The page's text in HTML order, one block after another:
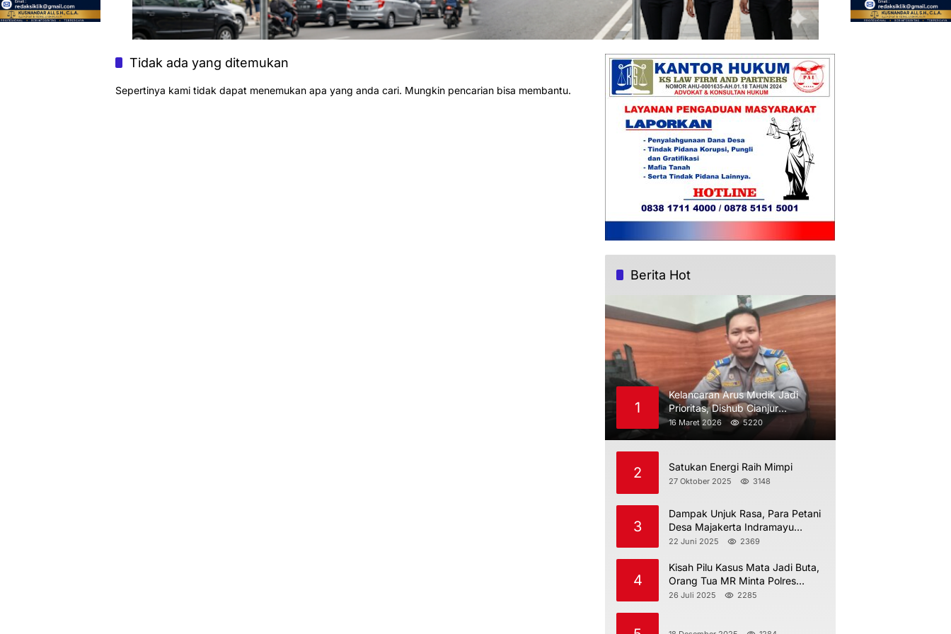
Tidak ada yang ditemukan
Sepertinya kami tidak dapat menemukan apa yang anda cari. Mungkin pencarian bisa membantu.
Berita Hot
1
Kelancaran Arus Mudik Jadi
Prioritas, Dishub Cianjur
Maksimalkan Pengawasan
16 Maret 2026 5220
2 Satukan Energi Raih Mimpi
27 Oktober 2025 3148
3
Dampak Unjuk Rasa, Para Petani
Desa Majakerta Indramayu
Dilarang Menggarap
22 Juni 2025 2369
4
Kisah Pilu Kasus Mata Jadi Buta,
Orang Tua MR Minta Polres
Indramayu Jangan Berdiam Diri
26 Juli 2025 2285